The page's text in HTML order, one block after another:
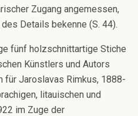
Zugang angemessen,
Details bekenne (S. 44).
fünf holzschnittartige Stiche
Künstlers und Autors
Jaroslavas Rimkus, 1888-
litauischen und
im Zuge der